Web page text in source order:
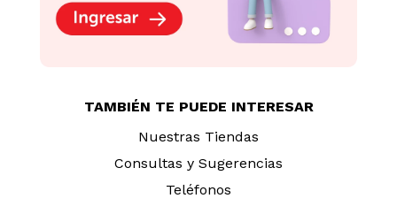
TAMBIÉN TE PUEDE INTERESAR
Nuestras Tiendas
Consultas y Sugerencias
Teléfonos